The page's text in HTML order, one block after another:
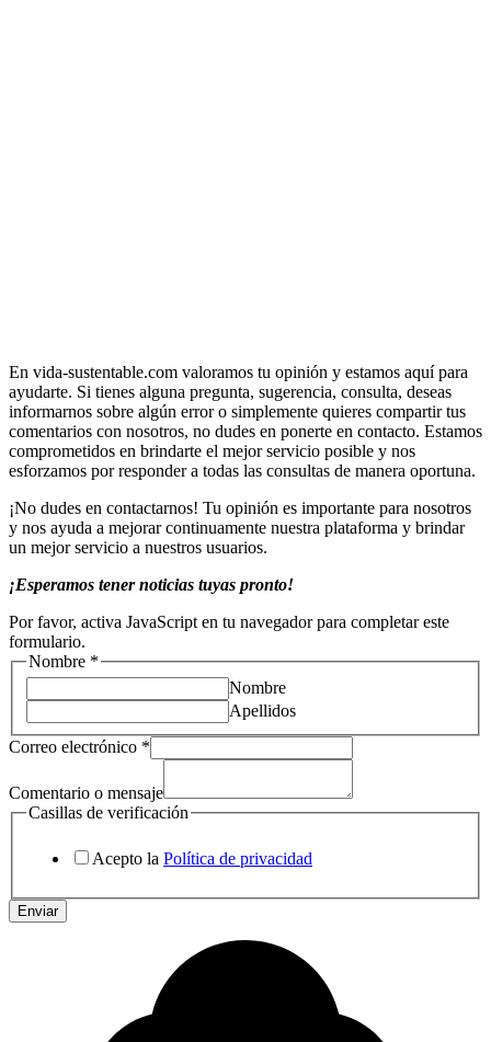
En vida-sustentable.com valoramos tu opinión y estamos aquí para
ayudarte. Si tienes alguna pregunta, sugerencia, consulta, deseas
informarnos sobre algún error o simplemente quieres compartir tus
comentarios con nosotros, no dudes en ponerte en contacto. Estamos
comprometidos en brindarte el mejor servicio posible y nos
esforzamos por responder a todas las consultas de manera oportuna.
¡No dudes en contactarnos! Tu opinión es importante para nosotros
y nos ayuda a mejorar continuamente nuestra plataforma y brindar
un mejor servicio a nuestros usuarios.
¡Esperamos tener noticias tuyas pronto!
Por favor, activa JavaScript en tu navegador para completar este
formulario.
Nombre *
Nombre
Apellidos
Correo electrónico *
Comentario o mensaje
Casillas de verificación
Acepto la Política de privacidad
Enviar